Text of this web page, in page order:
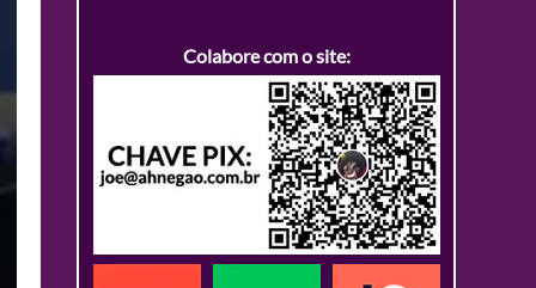
Colabore com o site: